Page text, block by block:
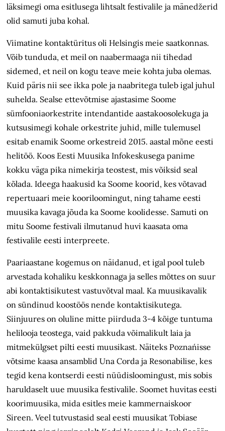
läksimegi oma esitlusega lihtsalt festivalile ja mänedžerid
olid samuti juba kohal.
Viimatine kontaktüritus oli Helsingis meie saatkonnas.
Võib tunduda, et meil on naabermaaga nii tihedad
sidemed, et neil on kogu teave meie kohta juba olemas.
Kuid päris nii see ikka pole ja naabritega tuleb igal juhul
suhelda. Sealse ettevõtmise ajastasime Soome
sümfooniaorkestrite intendantide aastakoosolekuga ja
kutsusimegi kohale orkestrite juhid, mille tulemusel
esitab enamik Soome orkestreid 2015. aastal mõne eesti
helitöö. Koos Eesti Muusika Info­keskusega panime
kokku väga pika nimekirja teostest, mis võiksid seal
kõlada. Ideega haakusid ka Soome koorid, kes võtavad
repertuaari meie kooriloomingut, ning tahame eesti
muusika kavaga jõuda ka Soome koolidesse. Samuti on
mitu Soome festivali ilmutanud huvi kaasata oma
festivalile eesti interpreete.
Paariaastane kogemus on näidanud, et igal pool tuleb
arvestada kohaliku keskkonnaga ja selles mõttes on suur
abi kontaktisikutest vastuvõtval maal. Ka muusikavalik
on sündinud koostöös nende kontaktisikutega.
Siinjuures on oluline mitte piirduda 3-4 kõige tuntuma
helilooja teostega, vaid pakkuda võimalikult laia ja
mitmekülgset pilti eesti muusikast. Näiteks Poznańisse
võtsime kaasa ansamblid Una Corda ja Resonabilise, kes
tegid kena kontserdi eesti nüüdisloomingust, mis sobis
haruldaselt uue muusika festivalile. Soomet huvitas eesti
koorimuusika, mida esitles meie kammernaiskoor
Sireen. Veel tutvustasid seal eesti muusikat Tobiase